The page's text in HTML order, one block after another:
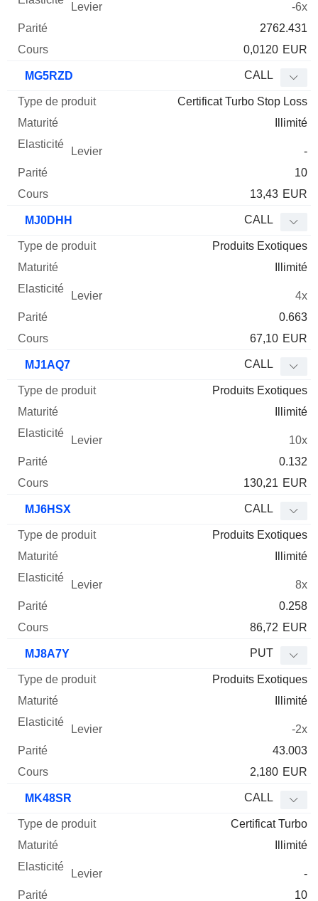
-6x
2762.431
0,0120 EUR
MG5RZD CALL
Certificat Turbo Stop Loss
Illimité
-
10
13,43 EUR
MJ0DHH CALL
Produits Exotiques
Illimité
4x
0.663
67,10 EUR
MJ1AQ7 CALL
Produits Exotiques
Illimité
10x
0.132
130,21 EUR
MJ6HSX CALL
Produits Exotiques
Illimité
8x
0.258
86,72 EUR
MJ8A7Y PUT
Produits Exotiques
Illimité
-2x
43.003
2,180 EUR
MK48SR CALL
Certificat Turbo
Illimité
-
10